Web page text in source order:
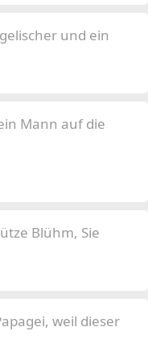
und ein
Mann auf die
Blühm, Sie
weil dieser